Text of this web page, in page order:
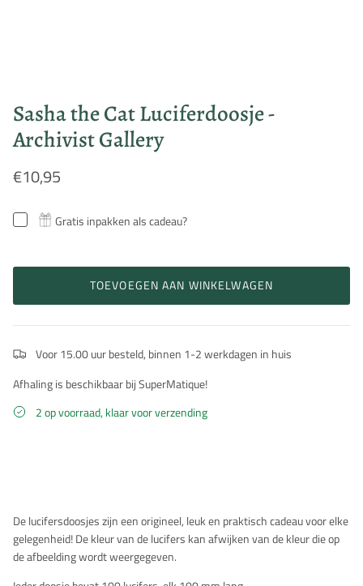
Sasha the Cat Luciferdoosje -
Archivist Gallery
€10,95
Gratis inpakken als cadeau?
TOEVOEGEN AAN WINKELWAGEN
Voor 15.00 uur besteld, binnen 1-2 werkdagen in huis
Afhaling is beschikbaar bij SuperMatique!
2 op voorraad, klaar voor verzending
Beschrijving
De lucifersdoosjes zijn een origineel, leuk en praktisch cadeau voor elke
gelegenheid! De kleur van de lucifers kan afwijken van de kleur die op
de afbeelding wordt weergegeven.